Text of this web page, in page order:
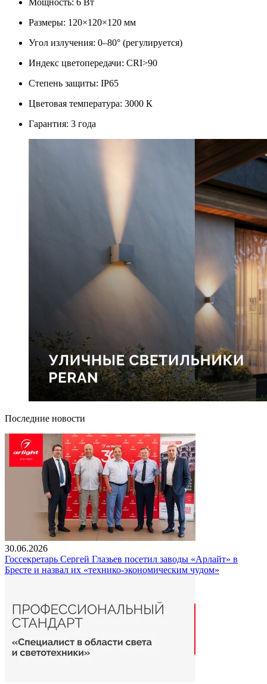
Размеры: 120×120×120 мм
Угол излучения: 0–80° (регулируется)
Индекс цветопередачи: CRI>90
Степень защиты: IP65
Цветовая температура: 3000 К
Гарантия: 3 года
Последние новости
30.06.2026
Госсекретарь Сергей Глазьев посетил заводы «Арлайт» в
Бресте и назвал их «технико-экономическим чудом»